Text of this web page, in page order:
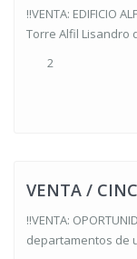
‼VENTA: EDIFICIO
Torre Alfil Lisandro
2
Centro
VENTA /
‼VENTA:
departamentos de